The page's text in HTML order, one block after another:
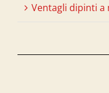
Ventagli dipinti a